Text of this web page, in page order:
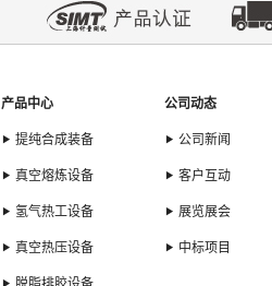
产品中心
提纯合成装备
真空熔炼设备
氢气热工设备
真空热压设备
公司动态
公司新闻
客户互动
展览展会
中标项目